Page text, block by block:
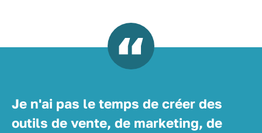
Je n'ai pas le temps de créer des
outils de vente, de marketing, de